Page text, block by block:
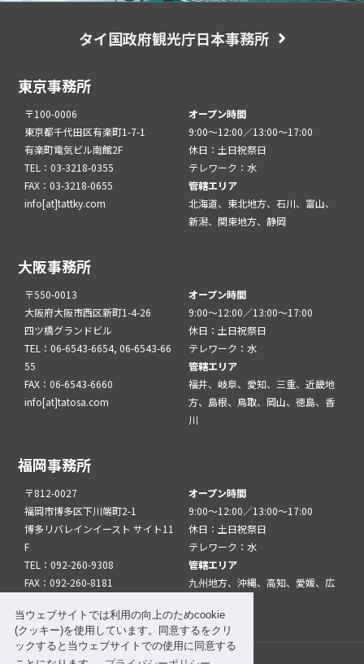
当ウェブサイトでは利用の向上のためcookie
(クッキー)を使用しています。同意するをクリ
ックすると当ウェブサイトでの使用に同意する
タイ国政府観光庁日本事務所
東京事務所
〒100-0006
東京都千代田区有楽町1-7-1
有楽町電気ビル南館2F
TEL：03-3218-0355
FAX：03-3218-0655
info[at]tattky.com
オープン時間
9:00～12:00／13:00～17:00
休日：土日祝祭日
テレワーク：水
管轄エリア
北海道、東北地方、石川、富山、
新潟、関東地方、静岡
大阪事務所
〒550-0013
大阪府大阪市西区新町1-4-26
四ツ橋グランドビル
TEL：06-6543-6654, 06-6543-66
55
FAX：06-6543-6660
info[at]tatosa.com
オープン時間
9:00～12:00／13:00～17:00
休日：土日祝祭日
テレワーク：水
管轄エリア
福井、岐阜、愛知、三重、近畿地
方、島根、鳥取、岡山、徳島、香
川
福岡事務所
〒812-0027
福岡市博多区下川端町2-1
博多リバレインイースト サイト11
F
TEL：092-260-9308
FAX：092-260-8181
オープン時間
9:00～12:00／13:00～17:00
休日：土日祝祭日
テレワーク：水
管轄エリア
九州地方、沖縄、高知、愛媛、広